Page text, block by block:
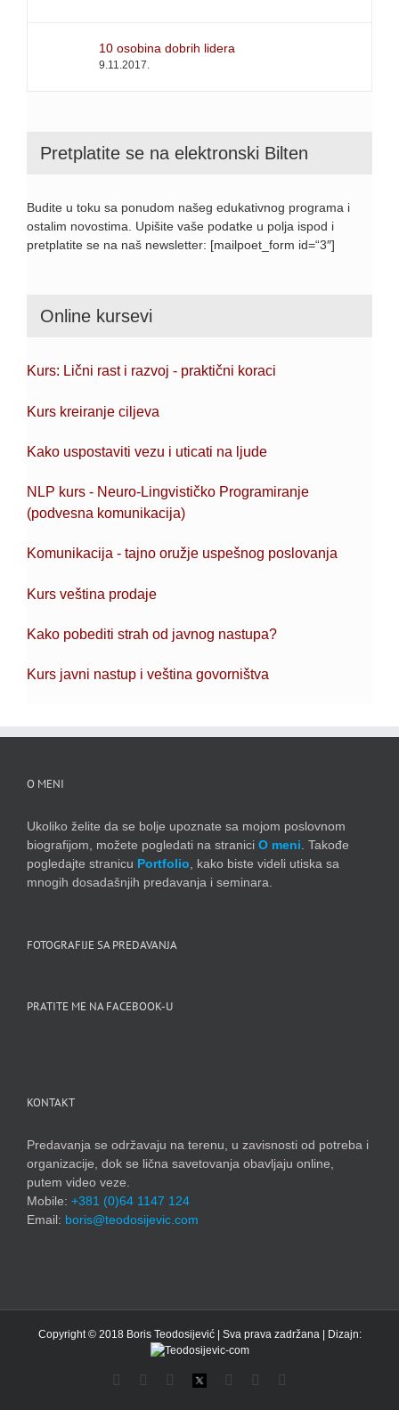
10 osobina dobrih lidera
9.11.2017.
Pretplatite se na elektronski Bilten
Budite u toku sa ponudom našeg edukativnog programa i
ostalim novostima. Upišite vaše podatke u polja ispod i
pretplatite se na naš newsletter: [mailpoet_form id=“3″]
Online kursevi
Kurs: Lični rast i razvoj - praktični koraci
Kurs kreiranje ciljeva
Kako uspostaviti vezu i uticati na ljude
NLP kurs - Neuro-Lingvističko Programiranje
(podvesna komunikacija)
Komunikacija - tajno oružje uspešnog poslovanja
Kurs veština prodaje
Kako pobediti strah od javnog nastupa?
Kurs javni nastup i veština govorništva
O MENI
Ukoliko želite da se bolje upoznate sa mojom poslovnom
biografijom, možete pogledati na stranici O meni. Takođe
pogledajte stranicu Portfolio, kako biste videli utiska sa
mnogih dosadašnjih predavanja i seminara.
FOTOGRAFIJE SA PREDAVANJA
PRATITE ME NA FACEBOOK-U
KONTAKT
Predavanja se održavaju na terenu, u zavisnosti od potreba i
organizacije, dok se lična savetovanja obavljaju online,
putem video veze.
Mobile: +381 (0)64 1147 124
Email: boris@teodosijevic.com
Copyright © 2018 Boris Teodosijević | Sva prava zadržana | Dizajn:
FacebookYouTubeInstagram
X LinkedIn
Flickr